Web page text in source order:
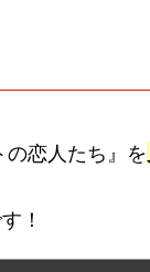
恋人たち』を
！